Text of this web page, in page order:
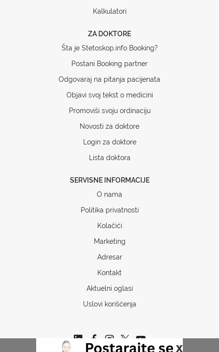
x
Kalkulatori
ZA DOKTORE
Šta je Stetoskop.info Booking?
Postani Booking partner
Odgovaraj na pitanja pacijenata
Objavi svoj tekst o medicini
Promoviši svoju ordinaciju
Novosti za doktore
Login za doktore
Lista doktora
SERVISNE INFORMACIJE
O nama
Politika privatnosti
Kolačići
Marketing
Adresar
Kontakt
Aktuelni oglasi
Uslovi korišćenja